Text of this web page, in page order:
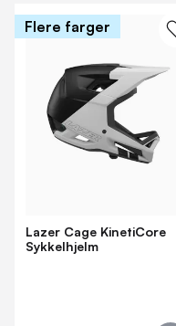
Flere farger
Lazer Cage KinetiCore
Sykkelhjelm